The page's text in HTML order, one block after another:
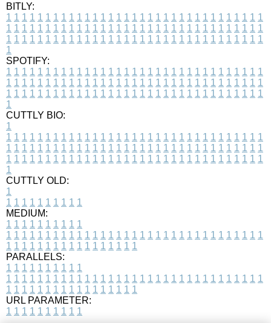
BITLY:
1 1 1 1 1 1 1 1 1 1 1 1 1 1 1 1 1 1 1 1 1 1 1 1 1 1 1 1 1 1 1 1 1
1 1 1 1 1 1 1 1 1 1 1 1 1 1 1 1 1 1 1 1 1 1 1 1 1 1 1 1 1 1 1 1 1
1 1 1 1 1 1 1 1 1 1 1 1 1 1 1 1 1 1 1 1 1 1 1 1 1 1 1 1 1 1 1 1 1
1
SPOTIFY:
1 1 1 1 1 1 1 1 1 1 1 1 1 1 1 1 1 1 1 1 1 1 1 1 1 1 1 1 1 1 1 1 1
1 1 1 1 1 1 1 1 1 1 1 1 1 1 1 1 1 1 1 1 1 1 1 1 1 1 1 1 1 1 1 1 1
1 1 1 1 1 1 1 1 1 1 1 1 1 1 1 1 1 1 1 1 1 1 1 1 1 1 1 1 1 1 1 1 1
1
CUTTLY BIO:
1
1 1 1 1 1 1 1 1 1 1 1 1 1 1 1 1 1 1 1 1 1 1 1 1 1 1 1 1 1 1 1 1 1
1 1 1 1 1 1 1 1 1 1 1 1 1 1 1 1 1 1 1 1 1 1 1 1 1 1 1 1 1 1 1 1 1
1 1 1 1 1 1 1 1 1 1 1 1 1 1 1 1 1 1 1 1 1 1 1 1 1 1 1 1 1 1 1 1 1
1
CUTTLY OLD:
1
1 1 1 1 1 1 1 1 1 1
MEDIUM:
1 1 1 1 1 1 1 1 1 1
1 1 1 1 1 1 1 1 1 1 1 1 1 1 1 1 1 1 1 1 1 1 1 1 1 1 1 1 1 1 1 1 1
1 1 1 1 1 1 1 1 1 1 1 1 1 1 1 1 1
PARALLELS:
1 1 1 1 1 1 1 1 1 1
1 1 1 1 1 1 1 1 1 1 1 1 1 1 1 1 1 1 1 1 1 1 1 1 1 1 1 1 1 1 1 1 1
1 1 1 1 1 1 1 1 1 1 1 1 1 1 1 1 1
URL PARAMETER:
1 1 1 1 1 1 1 1 1 1